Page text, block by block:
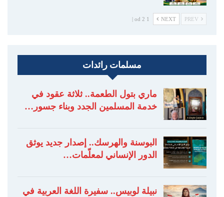
NEXT
1 od 2 |
مسلمات رائدات
ماري بتول الطعمة.. ثلاثة عقود في
خدمة المسلمين الجدد وبناء جسور…
البوسنة والهرسك.. إصدار جديد يوثق
الدور الإنساني لمعلّمات…
نبيلة لوبيس.. سفيرة اللغة العربية في